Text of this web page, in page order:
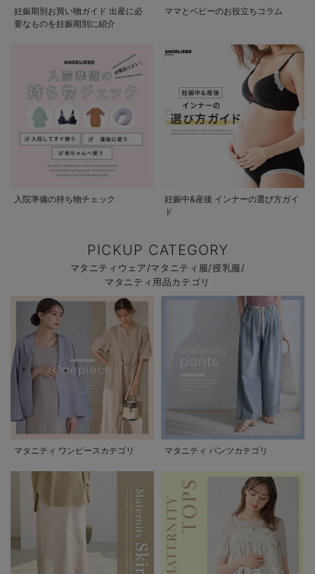
妊娠期別お買い物ガイド 出産に必
要なものを妊娠期別に紹介
ママとベビーのお役立ちコラム
入院準備の持ち物チェック
妊娠中&産後 インナーの選び方ガイ
ド
PICKUP CATEGORY
マタニティウェア/マタニティ服/授乳服/
マタニティ用品カテゴリ
マタニティ ワンピースカテゴリ マタニティ パンツカテゴリ